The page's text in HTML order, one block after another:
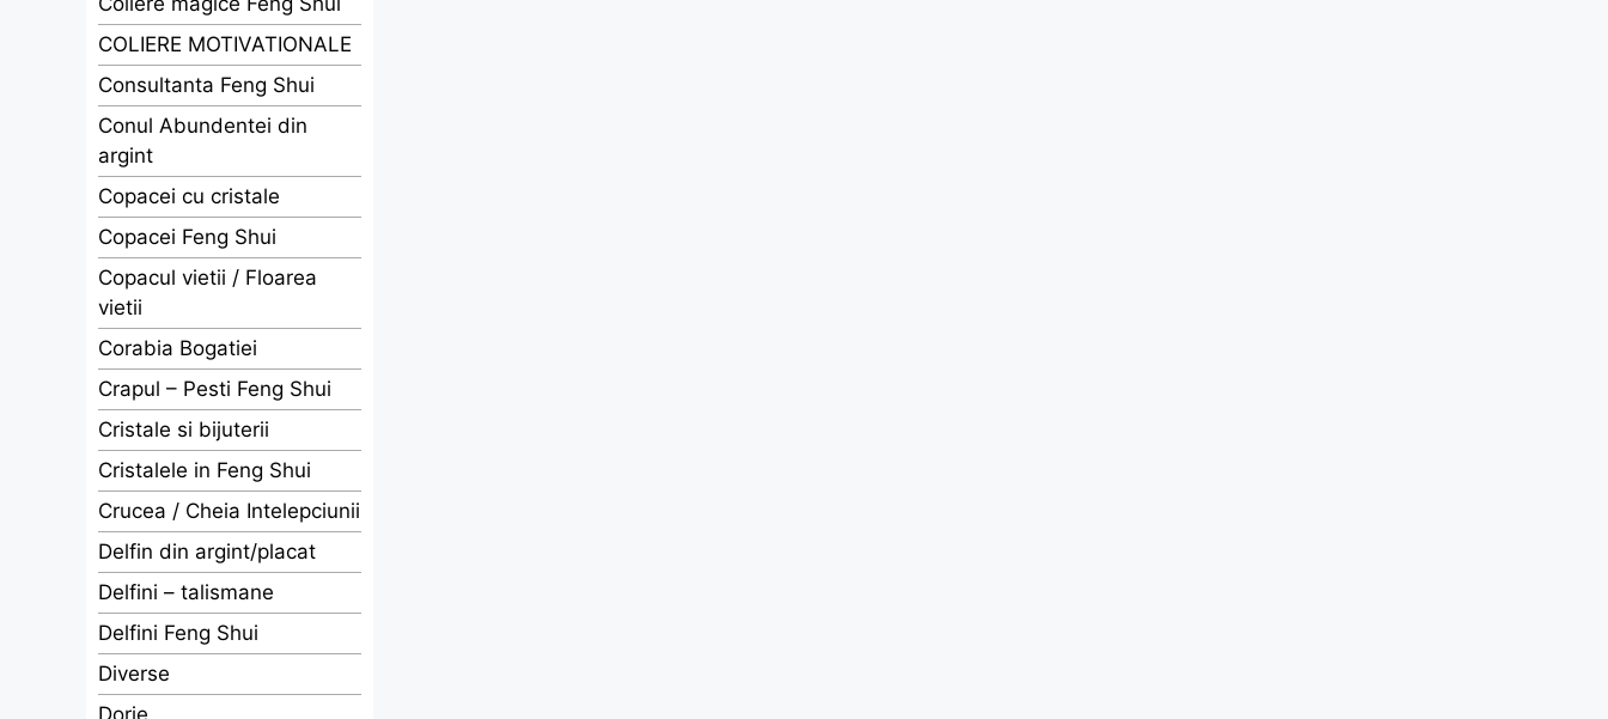
COLIERE MOTIVATIONALE
Consultanta Feng Shui
Conul Abundentei din
argint
Copacei cu cristale
Copacei Feng Shui
Copacul vietii / Floarea
vietii
Corabia Bogatiei
Crapul – Pesti Feng Shui
Cristale si bijuterii
Cristalele in Feng Shui
Crucea / Cheia Intelepciunii
Delfin din argint/placat
Delfini – talismane
Delfini Feng Shui
Diverse
Dorje